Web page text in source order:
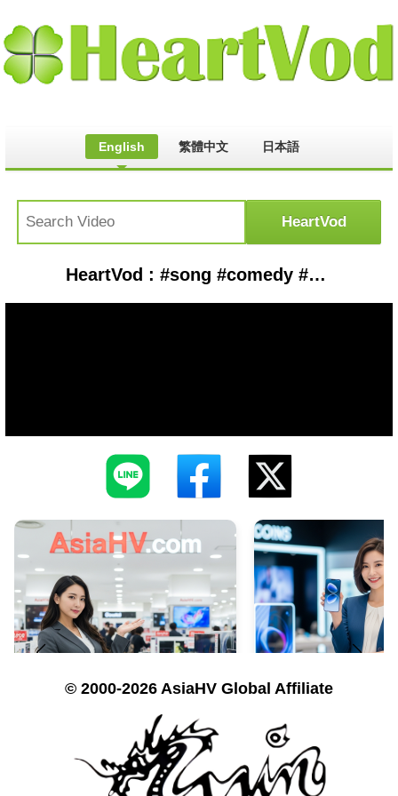
English 繁體中文 日本語
HeartVod : #song #comedy #shivmandirakhadakarala #funny কত পাইলাম না
© 2000-2026 AsiaHV Global Affiliate